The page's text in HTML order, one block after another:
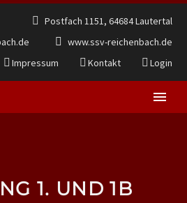
Postfach 1151, 64684 Lautertal
www.ssv-reichenbach.de
Impressum
Kontakt Login
1. UND 1B